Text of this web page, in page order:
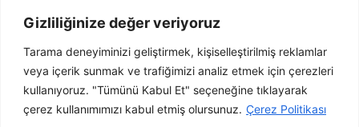
Gizliliğinize değer veriyoruz
Tarama deneyiminizi geliştirmek, kişiselleştirilmiş reklamlar
veya içerik sunmak ve trafiğimizi analiz etmek için çerezleri
kullanıyoruz. "Tümünü Kabul Et" seçeneğine tıklayarak
çerez kullanımımızı kabul etmiş olursunuz. Çerez Politikası
ABONE OL